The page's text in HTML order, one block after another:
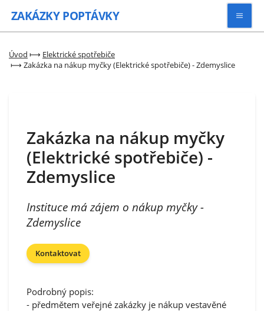
ZAKÁZKY POPTÁVKY
Vyhledávat
Zaregistrovat se
Úvod ⟼ Elektrické spotřebiče
⟼ Zakázka na nákup myčky (Elektrické spotřebiče) - Zdemyslice
Zakázka na nákup myčky
(Elektrické spotřebiče) -
Zdemyslice
Instituce má zájem o nákup myčky -
Zdemyslice
Kontaktovat
Podrobný popis:
- předmětem veřejné zakázky je nákup vestavěné